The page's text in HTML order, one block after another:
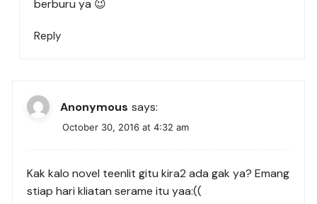
berburu ya 😉
Reply
Anonymous says:
October 30, 2016 at 4:32 am
Kak kalo novel teenlit gitu kira2 ada gak ya? Emang
stiap hari kliatan serame itu yaa:((